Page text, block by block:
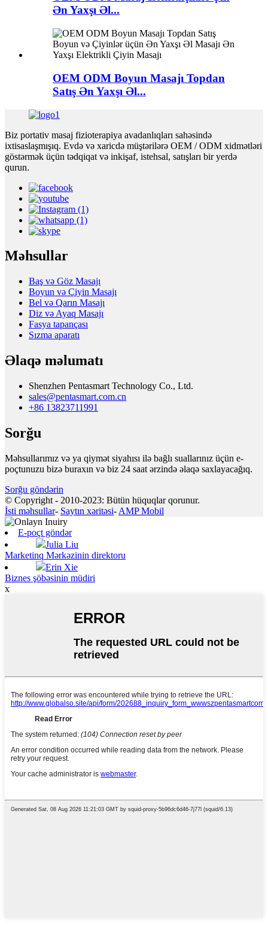
Ən Yaxşı Əl...
OEM ODM Boyun Masajı Topdan
Satış Ən Yaxşı Əl...
Biz portativ masaj fizioterapiya avadanlıqları sahəsində
ixtisaslaşmışıq. Evdə və xaricdə müştərilərə OEM / ODM xidmətləri
göstərmək üçün tədqiqat və inkişaf, istehsal, satışları bir yerdə
qurun.
Məhsullar
Baş və Göz Masajı
Boyun və Çiyin Masajı
Bel və Qarın Masajı
Diz və Ayaq Masajı
Fasya tapançası
Sızma aparatı
Əlaqə məlumatı
Shenzhen Pentasmart Technology Co., Ltd.
sales@pentasmart.com.cn
+86 13823711991
Sorğu
Məhsullarımız və ya qiymət siyahısı ilə bağlı suallarınız üçün e-
poçtunuzu bizə buraxın və biz 24 saat ərzində əlaqə saxlayacağıq.
Sorğu göndərin
© Copyright - 2010-2023: Bütün hüquqlar qorunur.
İsti məhsullar- Saytın xəritəsi- AMP Mobil
E-poçt göndər
Julia Liu
Marketinq Mərkəzinin direktoru
Erin Xie
Biznes şöbəsinin müdiri
x